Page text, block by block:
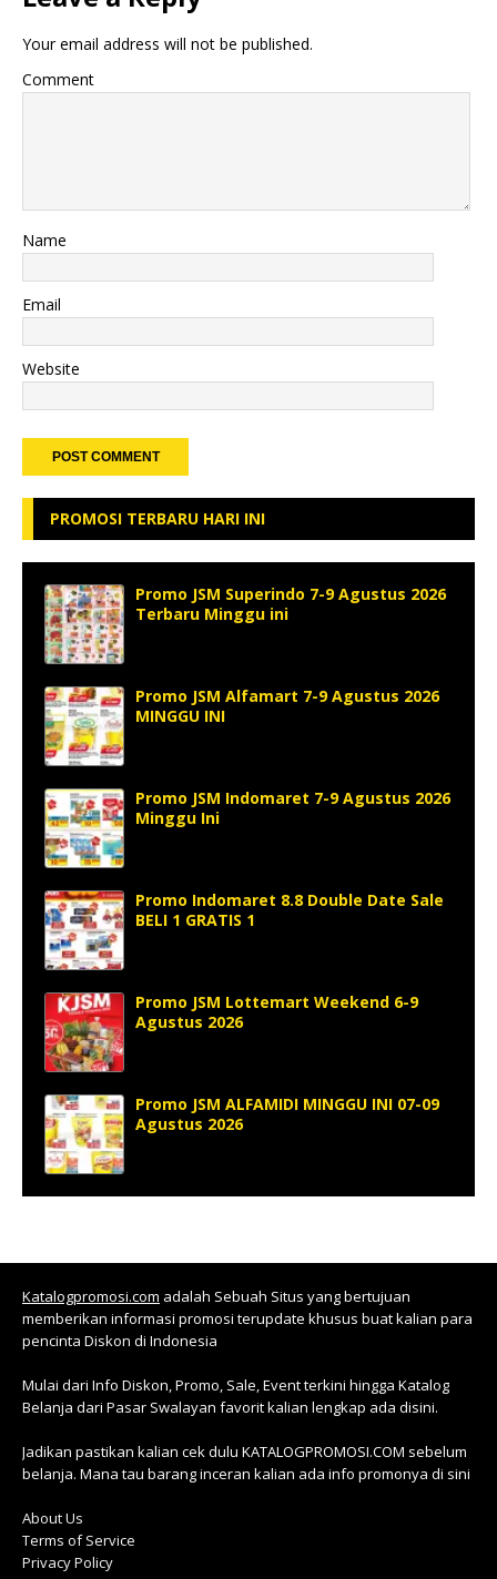
Your email address will not be published.
Comment
Name
Email
Website
PROMOSI TERBARU HARI INI
Promo JSM Superindo 7-9 Agustus 2026
Terbaru Minggu ini
Promo JSM Alfamart 7-9 Agustus 2026
MINGGU INI
Promo JSM Indomaret 7-9 Agustus 2026
Minggu Ini
Promo Indomaret 8.8 Double Date Sale
BELI 1 GRATIS 1
Promo JSM Lottemart Weekend 6-9
Agustus 2026
Promo JSM ALFAMIDI MINGGU INI 07-09
Agustus 2026
Katalogpromosi.com adalah Sebuah Situs yang bertujuan
memberikan informasi promosi terupdate khusus buat kalian para
pencinta Diskon di Indonesia
Mulai dari Info Diskon, Promo, Sale, Event terkini hingga Katalog
Belanja dari Pasar Swalayan favorit kalian lengkap ada disini.
Jadikan pastikan kalian cek dulu KATALOGPROMOSI.COM sebelum
belanja. Mana tau barang inceran kalian ada info promonya di sini
About Us
Terms of Service
Privacy Policy